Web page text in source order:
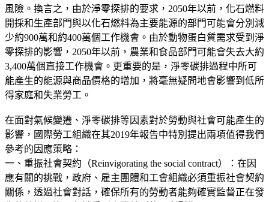
風險。換言之，由於淨零探排的要求，2050年以前，化石燃料
開採和生產部門與以化石燃料為主要能源的部門可能會分別減
少約900萬和約400萬個工作機會。由於動物蛋白質需求受到淨
零探排的影響，2050年以前，農業和食品部門可能會失去大約
3,400萬個直接工作機會。更重要的是，淨零碳排過程中所可
能產生的能源與商品價格的增加，將毫無疑問地會影響到低所
得家庭和失業勞工。
在面對氣候變遷、淨零碳排等因素對於勞動與社會可能產生的
影響，國際勞工組織在其2019年報告中特別提出兩項值得我們
參考的因應策略：
一、重振社會契約（Reinvigorating the social contract）：在因
應有關的挑戰，政府、雇主團體和工會組織必須重振社會契約
關係，透過社會對話，確保所有的勞動者能夠確實監督正在發